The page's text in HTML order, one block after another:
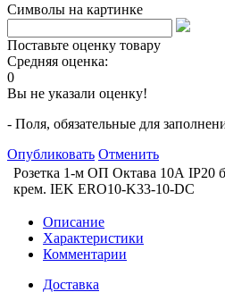
Символы на картинке
Поставьте оценку товару
Средняя оценка:
0
Вы не указали оценку!
- Поля, обязательные для
Опубликовать Отменить
Розетка 1-м ОП Октава 10А IP20
крем. IEK ERO10-K33-10-DC
Описание
Характеристики
Комментарии
Доставка